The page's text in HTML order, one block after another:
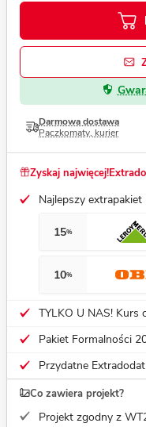
Darmowa dostawa
Paczkomaty, kurier
Zyskaj najwięcej!
Najlepszy
15%
10%
TYLKO U NAS!
Pakiet Formalności
Przydatne
Co zawiera projekt?
Projekt zgodny z